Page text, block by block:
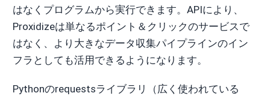
はなくプログラムから実行できます。APIにより、
Proxidizeは単なるポイント＆クリックのサービスで
はなく、より大きなデータ収集パイプラインのイン
フラとしても活用できるようになります。
Pythonのrequestsライブラリ（広く使われている